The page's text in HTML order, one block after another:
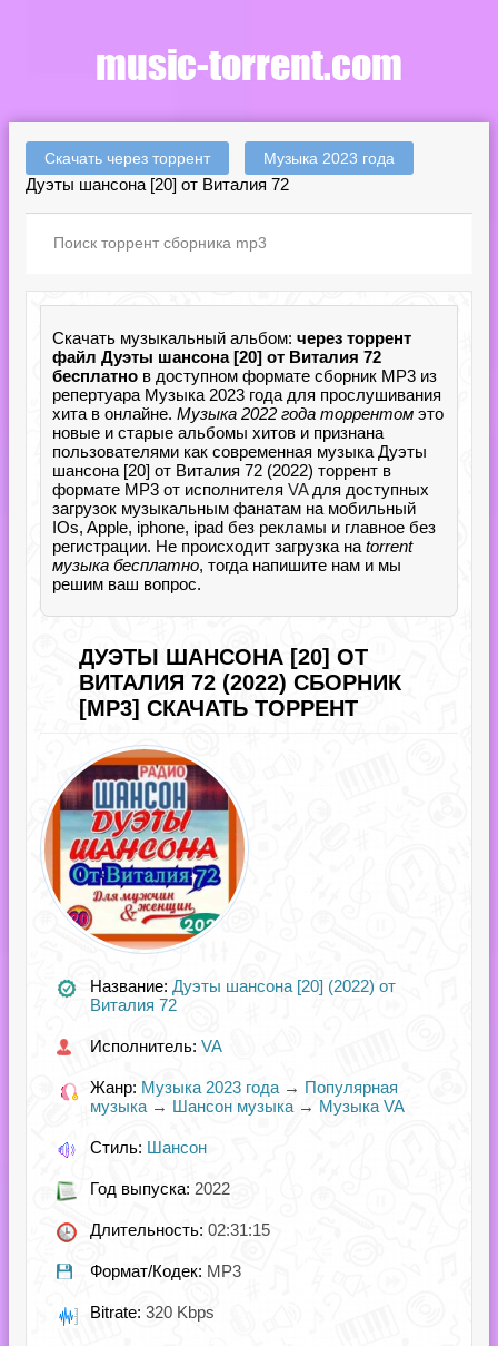
Скачать через торрент Музыка 2023 года
Дуэты шансона [20] от Виталия 72
Скачать музыкальный альбом: через торрент
файл Дуэты шансона [20] от Виталия 72
бесплатно в доступном формате сборник MP3 из
репертуара Музыка 2023 года для прослушивания
хита в онлайне. Музыка 2022 года торрентом это
новые и старые альбомы хитов и признана
пользователями как современная музыка Дуэты
шансона [20] от Виталия 72 (2022) торрент в
формате MP3 от исполнителя VAдля доступных
загрузок музыкальным фанатам на мобильный
IOs, Apple, iphone, ipad без рекламы и главное без
регистрации. Не происходит загрузка на torrent
музыка бесплатно, тогда напишите нам и мы
решим ваш вопрос.
ДУЭТЫ ШАНСОНА [20] ОТ
ВИТАЛИЯ 72 (2022) СБОРНИК
[MP3] СКАЧАТЬ ТОРРЕНТ
Название: Дуэты шансона [20] (2022) от
Виталия 72
Исполнитель: VA
Жанр: Музыка 2023 года → Популярная
музыка → Шансон музыка → Музыка VA
Стиль: Шансон
Год выпуска: 2022
Длительность: 02:31:15
Формат/Кодек: MP3
Bitrate: 320 Kbps